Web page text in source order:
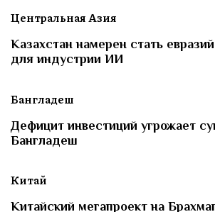
Центральная Азия
Казахстан намерен стать
для индустрии ИИ
Бангладеш
Дефицит инвестиций угрожает
Бангладеш
Китай
Китайский мегапроект на